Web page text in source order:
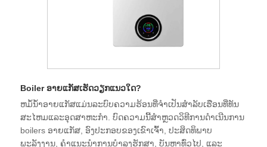
Boiler ອາຍແກັສເຮັດວຽກແນວໃດ?
ຫມໍ້ນ້ໍາອາຍແກັສແມ່ນລະບົບຄວາມຮ້ອນທີ່ຈໍາເປັນສໍາລັບເຮືອນທີ່ທັນ
ສະໄຫມແລະອຸດສາຫະກໍາ. ບົດຄວາມນີ້ສໍາຫຼວດວິທີການດໍາເນີນການ
boilers ອາຍແກັສ, ອົງປະກອບຂອງເຂົາເຈົ້າ, ປະສິດທິພາບ
ພະລັງງານ, ຄໍາແນະນໍາການບໍາລຸງຮັກສາ, ບັນຫາທົ່ວໄປ, ແລະ